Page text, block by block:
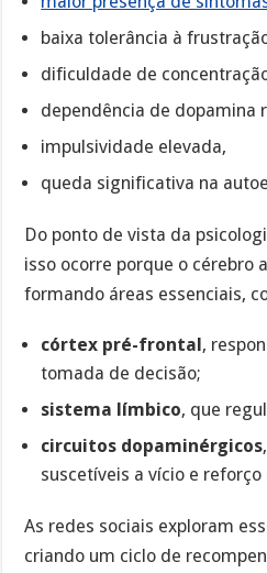
baixa tolerância à
dificuldade de
dependência de dopamina
impulsividade elevada,
queda significativa na
Do ponto de vista da
isso ocorre porque o cérebro
formando áreas essenciais,
córtex pré-frontal,
tomada de decisão;
sistema límbico, que
circuitos dopaminérgicos
suscetíveis a vício e
As redes sociais exploram
criando um ciclo de